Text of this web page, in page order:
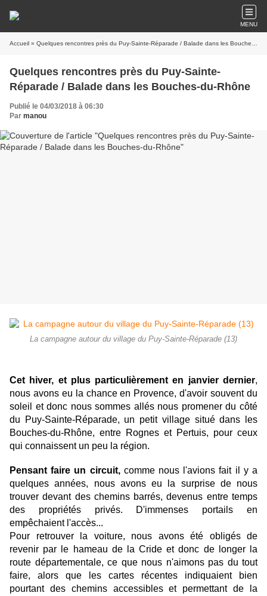
MENU
Accueil » Quelques rencontres près du Puy-Sainte-Réparade / Balade dans les Bouches-du-Rhône
Quelques rencontres près du Puy-Sainte-
Réparade / Balade dans les Bouches-du-Rhône
Publié le 04/03/2018 à 06:30
Par manou
La campagne autour du village du Puy-Sainte-Réparade (13)
Cet hiver, et plus particulièrement en janvier dernier,
nous avons eu la chance en Provence, d'avoir souvent du
soleil et donc nous sommes allés nous promener du côté
du Puy-Sainte-Réparade, un petit village situé dans les
Bouches-du-Rhône, entre Rognes et Pertuis, pour ceux
qui connaissent un peu la région.
Pensant faire un circuit,comme nous l'avions fait il y a
quelques années, nous avons eu la surprise de nous
trouver devant des chemins barrés, devenus entre temps
des propriétés privés. D'immenses portails en
empêchaient l'accès...
Pour retrouver la voiture, nous avons été obligés de
revenir par le hameau de la Cride et donc de longer la
route départementale, ce que nous n'aimons pas du tout
faire, alors que les cartes récentes indiquaient bien
pourtant des chemins accessibles et permettant de la